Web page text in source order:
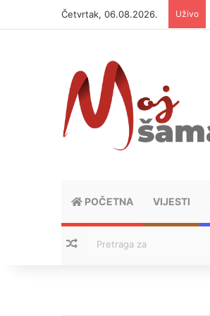
Četvrtak, 06.08.2026. Uživo
POČETNA VIJESTI
Nasumični tekstovi